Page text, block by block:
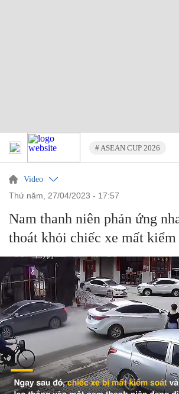
# ASEAN CUP 2026
Video
thứ năm, 27/04/2023 - 17:57
Nam thanh niên phản ứng
thoát khỏi chiếc xe mất kiểm